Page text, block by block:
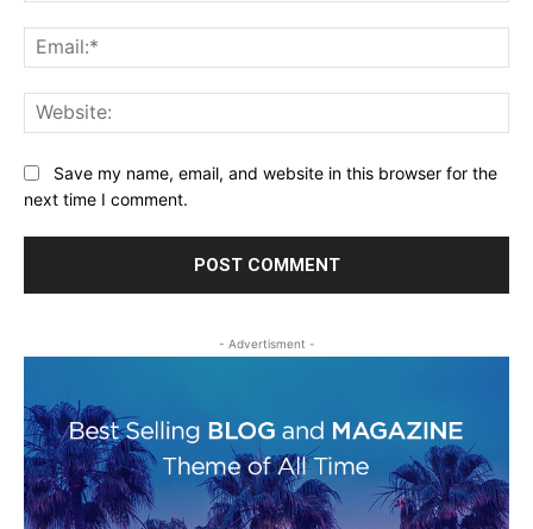
Save my name, email, and website in this browser for the
next time I comment.
- Advertisment -